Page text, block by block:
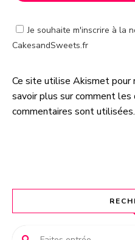
Je souhaite m'inscrire à la
CakesandSweets.fr
A
l
t
t
Ce site utilise Akismet pour
savoir plus sur comment les
commentaires sont utilisées.